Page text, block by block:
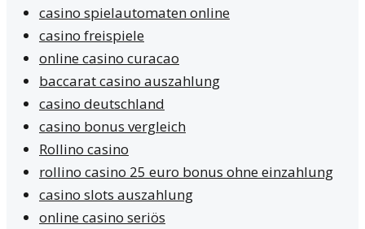
casino spielautomaten online
casino freispiele
online casino curacao
baccarat casino auszahlung
casino deutschland
casino bonus vergleich
Rollino casino
rollino casino 25 euro bonus ohne einzahlung
casino slots auszahlung
online casino seriös